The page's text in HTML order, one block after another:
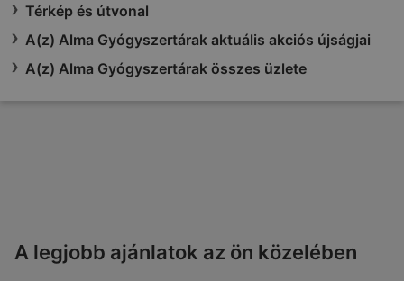
Térkép és útvonal
A(z) Alma Gyógyszertárak aktuális akciós újságjai
A(z) Alma Gyógyszertárak összes üzlete
A legjobb ajánlatok az ön közelében